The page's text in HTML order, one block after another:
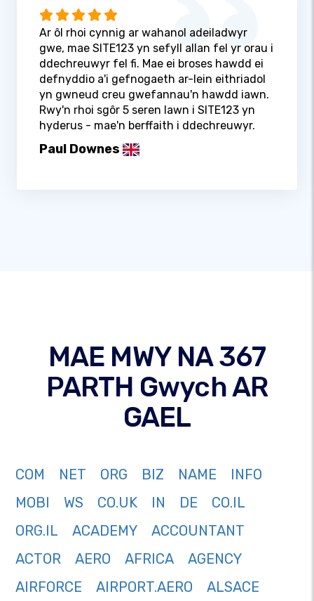
Ar ôl rhoi cynnig ar wahanol adeiladwyr
gwe, mae SITE123 yn sefyll allan fel yr orau i
ddechreuwyr fel fi. Mae ei broses hawdd ei
defnyddio a'i gefnogaeth ar-lein eithriadol
yn gwneud creu gwefannau'n hawdd iawn.
Rwy'n rhoi sgôr 5 seren lawn i SITE123 yn
hyderus - mae'n berffaith i ddechreuwyr.
Paul Downes
MAE MWY NA 367
PARTH Gwych AR
GAEL
COM NET ORG BIZ NAME
INFO
MOBI
WS CO.UK IN DE
CO.IL
ORG.IL
ACADEMY
ACCOUNTANT
ACTOR
AERO AFRICA
AGENCY
AIRFORCE
AIRPORT.AERO
ALSACE